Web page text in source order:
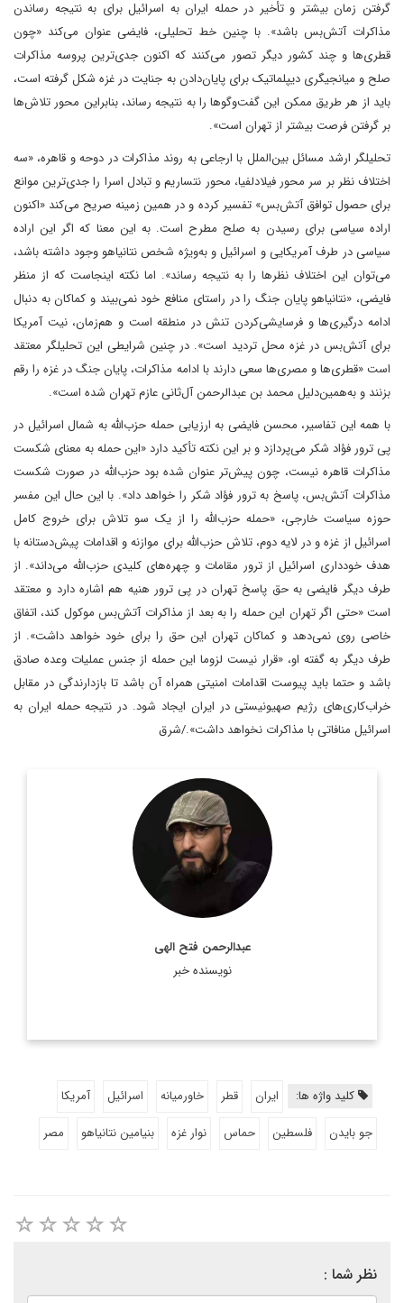
گرفتن زمان بیشتر و تأخیر در حمله ایران به اسرائیل برای به نتیجه رساندن
مذاکرات آتش‌بس باشد». با چنین خط تحلیلی، فایضی عنوان می‌کند «چون
قطری‌ها و چند کشور دیگر تصور می‌کنند که اکنون جدی‌ترین پروسه مذاکرات
صلح و میانجیگری دیپلماتیک برای پایان‌دادن به جنایت در غزه شکل گرفته است،
باید از هر طریق ممکن این گفت‌وگوها را به نتیجه رساند، بنابراین محور تلاش‌ها
بر گرفتن فرصت بیشتر از تهران است».
تحلیلگر ارشد مسائل بین‌الملل با ارجاعی به روند مذاکرات در دوحه و قاهره، «سه
اختلاف نظر بر سر محور فیلادلفیا، محور نتساریم و تبادل اسرا را جدی‌ترین موانع
برای حصول توافق آتش‌بس» تفسیر کرده و در همین زمینه صریح می‌کند «اکنون
اراده سیاسی برای رسیدن به صلح مطرح است. به این معنا که اگر این اراده
سیاسی در طرف آمریکایی و اسرائیل و به‌ویژه شخص نتانیاهو وجود داشته باشد،
می‌توان این اختلاف نظرها را به نتیجه رساند». اما نکته اینجاست که از منظر
فایضی، «نتانیاهو پایان جنگ را در راستای منافع خود نمی‌بیند و کماکان به دنبال
ادامه درگیری‌ها و فرسایشی‌کردن تنش در منطقه است و هم‌زمان، نیت آمریکا
برای آتش‌بس در غزه محل تردید است». در چنین شرایطی این تحلیلگر معتقد
است «قطری‌ها و مصری‌ها سعی دارند با ادامه مذاکرات، پایان جنگ در غزه را رقم
بزنند و به‌همین‌دلیل محمد بن عبدالرحمن آل‌ثانی عازم تهران شده است».
با همه این تفاسیر، محسن فایضی به ارزیابی حمله حزب‌الله به شمال اسرائیل در
پی ترور فؤاد شکر می‌پردازد و بر این نکته تأکید دارد «این حمله به معنای شکست
مذاکرات قاهره نیست، چون پیش‌تر عنوان شده بود حزب‌الله در صورت شکست
مذاکرات آتش‌بس، پاسخ به ترور فؤاد شکر را خواهد داد». با این حال این مفسر
حوزه سیاست خارجی، «حمله حزب‌الله را از یک سو تلاش برای خروج کامل
اسرائیل از غزه و در لایه دوم، تلاش حزب‌الله برای موازنه و اقدامات پیش‌دستانه با
هدف خودداری اسرائیل از ترور مقامات و چهره‌های کلیدی حزب‌الله می‌داند». از
طرف دیگر فایضی به حق پاسخ تهران در پی ترور هنیه هم اشاره دارد و معتقد
است «حتی اگر تهران این حمله را به بعد از مذاکرات آتش‌بس موکول کند، اتفاق
خاصی روی نمی‌دهد و کماکان تهران این حق را برای خود خواهد داشت». از
طرف دیگر به گفته او، «قرار نیست لزوما این حمله از جنس عملیات وعده صادق
باشد و حتما باید پیوست اقدامات امنیتی همراه آن باشد تا بازدارندگی در مقابل
خراب‌کاری‌های رژیم صهیونیستی در ایران ایجاد شود. در نتیجه حمله ایران به
اسرائیل منافاتی با مذاکرات نخواهد داشت»./شرق
عبدالرحمن فتح الهی
نویسنده خبر
روزنامه نگار و کارشناس ارشد روزنامه نگاری سیاسی و عضو
تحریریه دیپلماسی ایرانی.
اطلاعات بیشتر
کلید واژه ها: ایران قطر خاورمیانه اسرائیل
آمریکا
جو بایدن
فلسطین حماس نوار غزه بنیامین نتانیاهو مصر
نظر شما :